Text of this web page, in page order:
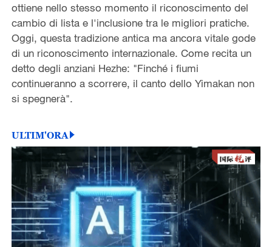
ottiene nello stesso momento il riconoscimento del
cambio di lista e l'inclusione tra le migliori pratiche.
Oggi, questa tradizione antica ma ancora vitale gode
di un riconoscimento internazionale. Come recita un
detto degli anziani Hezhe: "Finché i fiumi
continueranno a scorrere, il canto dello Yimakan non
si spegnerà".
ULTIM'ORA